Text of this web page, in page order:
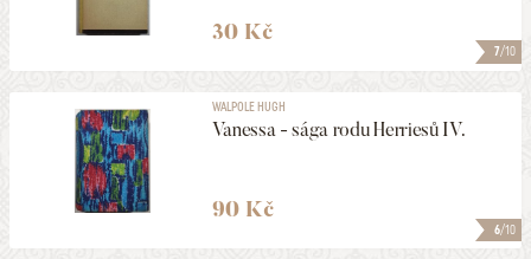
7/10
30 Kč
6/10
WALPOLE HUGH
Vanessa - sága rodu Herriesů IV.
90 Kč